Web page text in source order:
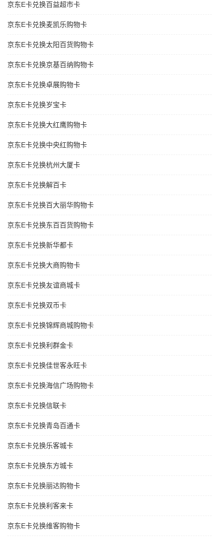
京东E卡兑换百益超市卡
京东E卡兑换麦凯乐购物卡
京东E卡兑换太阳百货购物卡
京东E卡兑换京基百纳购物卡
京东E卡兑换卓展购物卡
京东E卡兑换岁宝卡
京东E卡兑换大红鹰购物卡
京东E卡兑换中央红购物卡
京东E卡兑换杭州大厦卡
京东E卡兑换解百卡
京东E卡兑换百大丽华购物卡
京东E卡兑换东百百货购物卡
京东E卡兑换新华都卡
京东E卡兑换大商购物卡
京东E卡兑换友谊商城卡
京东E卡兑换双币卡
京东E卡兑换锦辉商城购物卡
京东E卡兑换利群金卡
京东E卡兑换佳世客永旺卡
京东E卡兑换海信广场购物卡
京东E卡兑换信联卡
京东E卡兑换青岛百通卡
京东E卡兑换乐客城卡
京东E卡兑换东方城卡
京东E卡兑换丽达购物卡
京东E卡兑换利客来卡
京东E卡兑换维客购物卡